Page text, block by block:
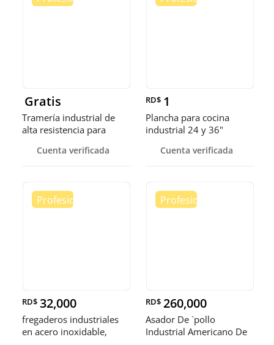
Gratis
Tramería industrial de
alta resistencia para
Cuenta verificada
RD$ 1
Plancha para cocina
industrial 24 y 36"
Cuenta verificada
RD$ 32,000
fregaderos industriales
en acero inoxidable,
RD$ 260,000
Asador De `pollo
Industrial Americano De